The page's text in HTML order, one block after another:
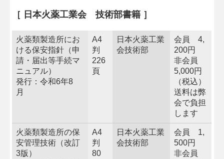
［ 日本火薬工業会 技術部書籍 ］
火薬類製造所にお
ける保安指針（申
請・届出等手続マ
ニュアル）
発行：令和6年8
月
A4
判
226
頁
日本火薬工業
会技術部
会員 4,
200円
非会員
5,000円
（税込）
送料は弊
会で負担
します
火薬類製造所の保
安管理技術（改訂
3版）
A4
判
80
日本火薬工業
会技術部
会員 1,
500円
非会員